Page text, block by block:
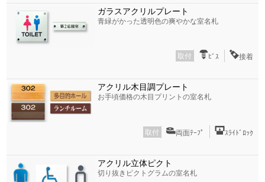
ガラスアクリルプレート
青緑がかった透明色の爽やかな室名札
取付 ﾋﾞｽ 接着
アクリル木目調プレート
お手頃価格の木目プリントの室名札
取付 両面ﾃｰﾌﾟ ｽﾗｲﾄﾞﾛｯｸ
アクリル立体ピクト
切り抜きピクトグラムの室名札